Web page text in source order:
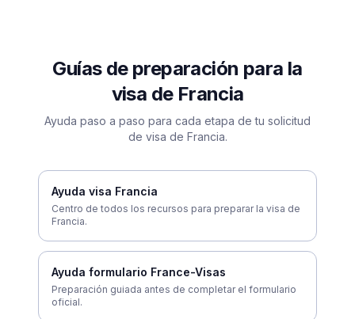
Guías de preparación para la
visa de Francia
Ayuda paso a paso para cada etapa de tu solicitud
de visa de Francia.
Ayuda visa Francia
Centro de todos los recursos para preparar la visa de
Francia.
Ayuda formulario France-Visas
Preparación guiada antes de completar el formulario
oficial.